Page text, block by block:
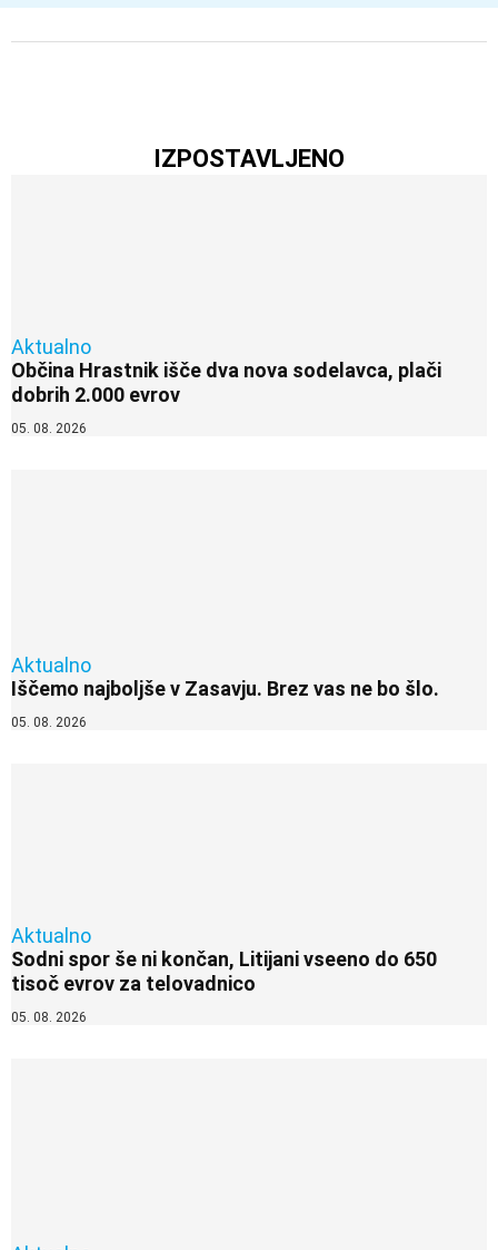
IZPOSTAVLJENO
Aktualno
Občina Hrastnik išče dva nova sodelavca, plači
dobrih 2.000 evrov
05. 08. 2026
Aktualno
Iščemo najboljše v Zasavju. Brez vas ne bo šlo.
05. 08. 2026
Aktualno
Sodni spor še ni končan, Litijani vseeno do 650
tisoč evrov za telovadnico
05. 08. 2026